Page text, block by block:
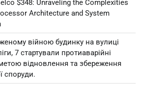
$348: Unraveling the Complexities
Architecture and System
війною будинку на вулиці
7 стартували протиаварійні
відновлення та збереження
споруди.